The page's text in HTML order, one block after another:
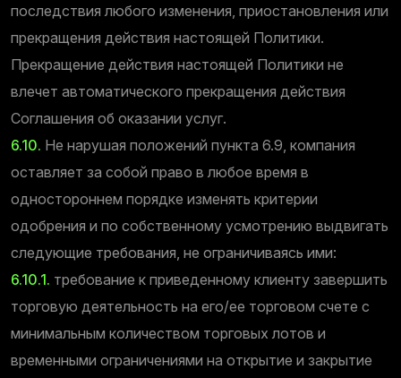
последствия любого изменения, приостановления или
прекращения действия настоящей Политики.
Прекращение действия настоящей Политики не
влечет автоматического прекращения действия
Соглашения об оказании услуг.
6.10. Не нарушая положений пункта 6.9, компания
оставляет за собой право в любое время в
одностороннем порядке изменять критерии
одобрения и по собственному усмотрению выдвигать
следующие требования, не ограничиваясь ими:
6.10.1. требование к приведенному клиенту завершить
торговую деятельность на его/ее торговом счете с
минимальным количеством торговых лотов и
временными ограничениями на открытие и закрытие